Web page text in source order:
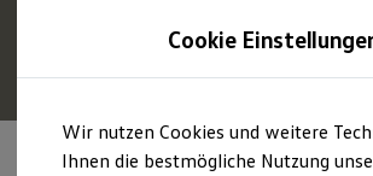
Hauptinhalt
springen
Footer
springen
Profitieren Sie von bis zu6.000 € 1
Volkswagen
Hybridmodelle.
Mehr zur E‑Auto-Förderung
Soundsystem „Harman
Cookie
Wir nutzen Cookies und weitere
Ihnen die bestmögliche Nutzung